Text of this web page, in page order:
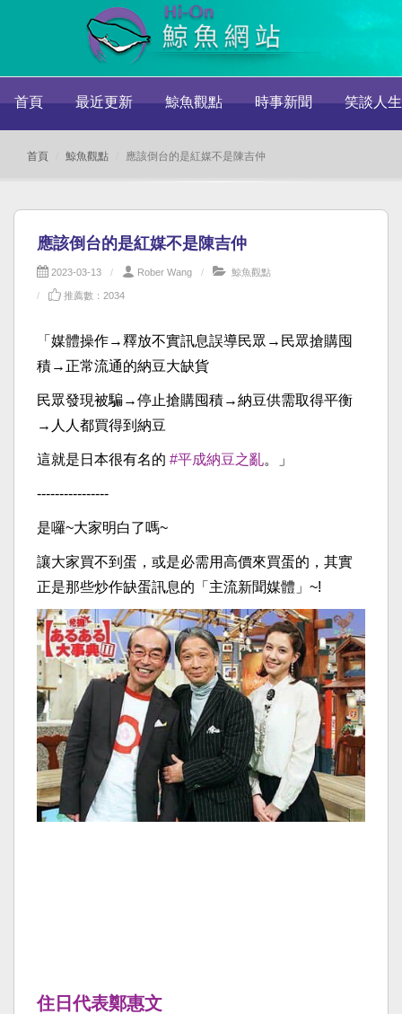
首頁 最近更新 鯨魚觀點 時事新聞 笑談人生
首頁 鯨魚觀點 應該倒台的是紅媒不是陳吉仲
應該倒台的是紅媒不是陳吉仲
2023-03-13 Rober Wang 鯨魚觀點
推薦數：2034
「 媒體操作→釋放不實訊息誤導民眾→民眾搶購囤
積→正常流通的納豆大缺貨
民眾發現被騙→停止搶購囤積→納豆供需取得平衡
→人人都買得到納豆
這就是日本很有名的 #平成納豆之亂。」
----------------
是囉~大家明白了嗎~
讓大家買不到蛋，或是必需用高價來買蛋的，其實
正是那些炒作缺蛋訊息的「主流新聞媒體」~!
住日代表鄭惠文